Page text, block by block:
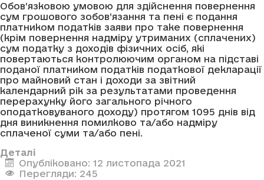
Обов’язковою умовою для здійснення повернення
сум грошового зобов’язання та пені є подання
платником податків заяви про таке повернення
(крім повернення надміру утриманих (сплачених)
сум податку з доходів фізичних осіб, які
повертаються контролюючим органом на підставі
поданої платником податків податкової декларації
про майновий стан і доходи за звітний
календарний рік за результатами проведення
перерахунку його загального річного
оподатковуваного доходу) протягом 1095 днів від
дня виникнення помилково та/або надміру
сплаченої суми та/або пені.
Деталі
Опубліковано: 12 листопада 2021
Перегляди: 245